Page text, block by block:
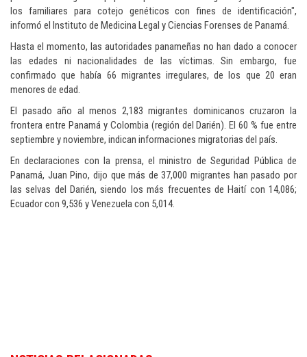
los familiares para cotejo genéticos con fines de identificación",
informó el Instituto de Medicina Legal y Ciencias Forenses de Panamá.
Hasta el momento, las autoridades panameñas no han dado a conocer
las edades ni nacionalidades de las víctimas. Sin embargo, fue
confirmado que había 66 migrantes irregulares, de los que 20 eran
menores de edad.
El pasado año al menos 2,183 migrantes dominicanos cruzaron la
frontera entre Panamá y Colombia (región del Darién). El 60 % fue entre
septiembre y noviembre, indican informaciones migratorias del país.
En declaraciones con la prensa, el ministro de Seguridad Pública de
Panamá, Juan Pino, dijo que más de 37,000 migrantes han pasado por
las selvas del Darién, siendo los más frecuentes de Haití con 14,086;
Ecuador con 9,536 y Venezuela con 5,014.